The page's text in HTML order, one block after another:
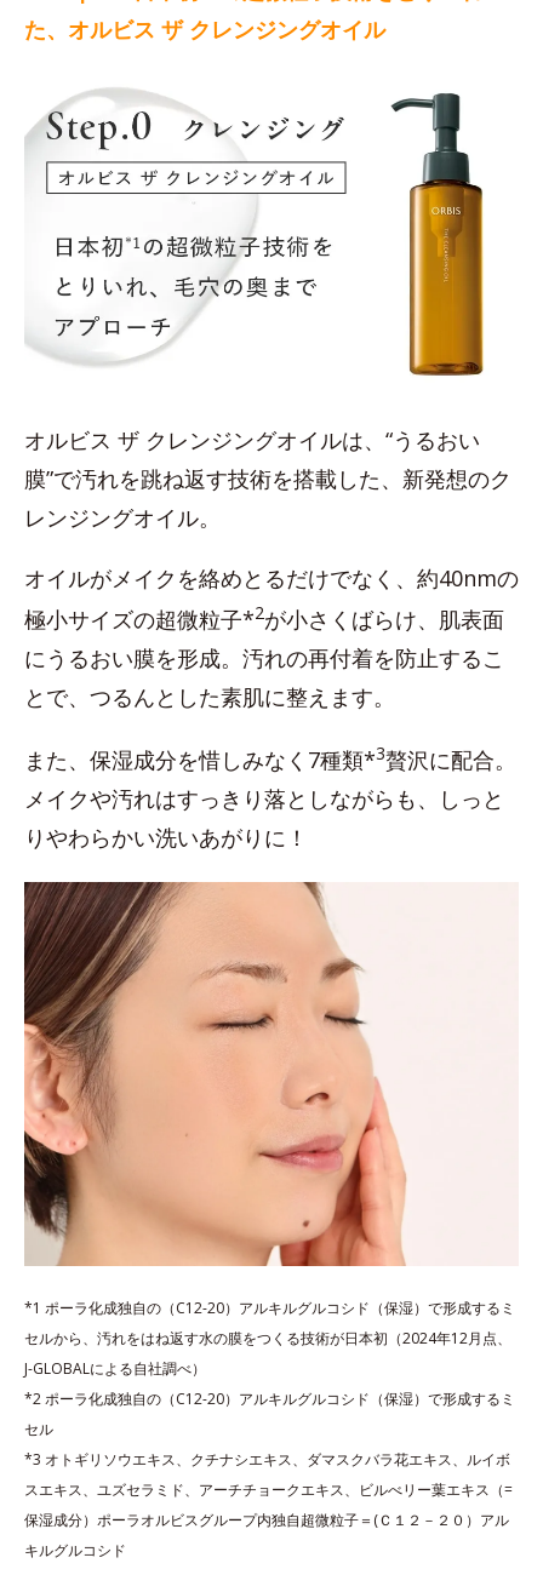
た、オルビス ザ クレンジングオイル
オルビス ザ クレンジングオイルは、“うるおい
膜”で汚れを跳ね返す技術を搭載した、新発想のク
レンジングオイル。
オイルがメイクを絡めとるだけでなく、約40nmの
極小サイズの超微粒子*2が小さくばらけ、肌表面
にうるおい膜を形成。汚れの再付着を防止するこ
とで、つるんとした素肌に整えます。
また、保湿成分を惜しみなく7種類*3贅沢に配合。
メイクや汚れはすっきり落としながらも、しっと
りやわらかい洗いあがりに！
*1 ポーラ化成独自の（C12-20）アルキルグルコシド（保湿）で形成するミ
セルから、汚れをはね返す水の膜をつくる技術が日本初（2024年12月点、
J-GLOBALによる自社調べ）
*2 ポーラ化成独自の（C12-20）アルキルグルコシド（保湿）で形成するミ
セル
*3 オトギリソウエキス、クチナシエキス、ダマスクバラ花エキス、ルイボ
スエキス、ユズセラミド、アーチチョークエキス、ビルべリー葉エキス（=
保湿成分）ポーラオルビスグループ内独自超微粒子＝(Ｃ１２－２０）アル
キルグルコシド